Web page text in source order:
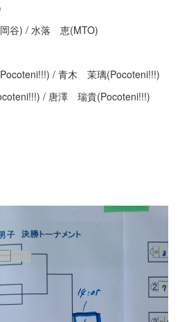
/ 水落 恵(MTO)
/ 青木 茉璃(Pocoteni!!!)
/ 唐澤 瑞貴(Pocoteni!!!)